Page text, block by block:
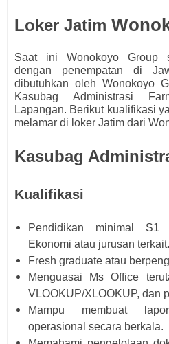
Loker Jatim
Saat ini Wonokoyo Group
dengan penempatan di
dibutuhkan oleh Wonokoyo
Kasubag Administrasi
Lapangan. Berikut kualifikasi
melamar di loker Jatim dari
Kasubag
Kualifikasi
Pendidikan minimal S1
Ekonomi atau jurusan terkait.
Fresh graduate atau
Menguasai Ms Office
VLOOKUP/XLOOKUP, dan
Mampu membuat
operasional secara berkala.